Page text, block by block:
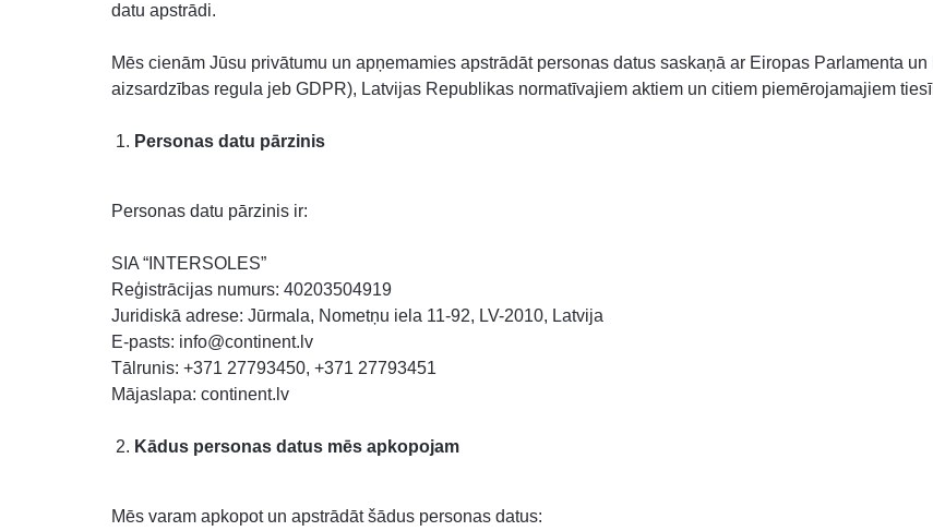
BIROJAM
SPORTAM UN ATPŪTAI
CELTNIECĪBA
datu apstrādi.
Mēs cienām Jūsu privātumu un apņemamies apstrādāt personas datus saskaņā ar Eiropas Parlamenta
aizsardzības regula jeb GDPR), Latvijas Republikas normatīvajiem aktiem un citiem piemērojamajiem
Personas datu pārzinis
Personas datu pārzinis ir:
SIA “INTERSOLES”
Reģistrācijas numurs: 40203504919
Juridiskā adrese: Jūrmala, Nometņu iela 11-92, LV-2010, Latvija
E-pasts: info@continent.lv
Tālrunis: +371 27793450, +371 27793451
Mājaslapa: continent.lv
Kādus personas datus mēs apkopojam
Mēs varam apkopot un apstrādāt šādus personas datus: